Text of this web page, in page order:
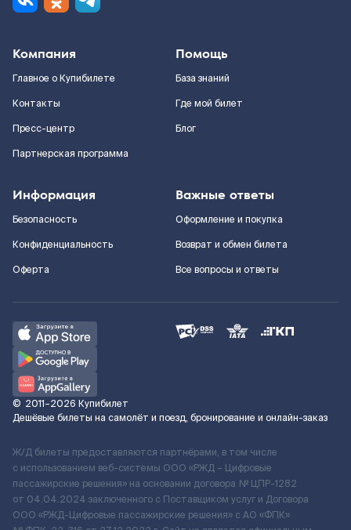
Компания
Главное о Купибилете
Контакты
Пресс-центр
Партнерская программа
Помощь
База знаний
Где мой билет
Блог
Информация
Безопасность
Конфиденциальность
Оферта
Важные ответы
Оформление и покупка
Возврат и обмен билета
Все вопросы и ответы
© 2011–2026 Купибилет
Дешёвые билеты на самолёт и поезд, бронирование и онлайн-заказ
Ж/Д билеты предоставляются партнёрами, в том числе
с использованием веб-системы ООО «РЖД – Цифровые
пассажирские решения» на основании договора № ЦПР-1282
от 04.04.2024 заключенного с Поставщиком услуг и Договора
ООО «РЖД-Цифровые пассажирские решения» c АО «ФПК»